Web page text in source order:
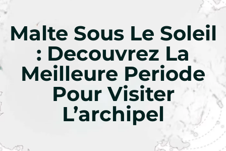
Malte Sous Le Soleil
: Decouvrez La
Meilleure Periode
Pour Visiter
L’archipel